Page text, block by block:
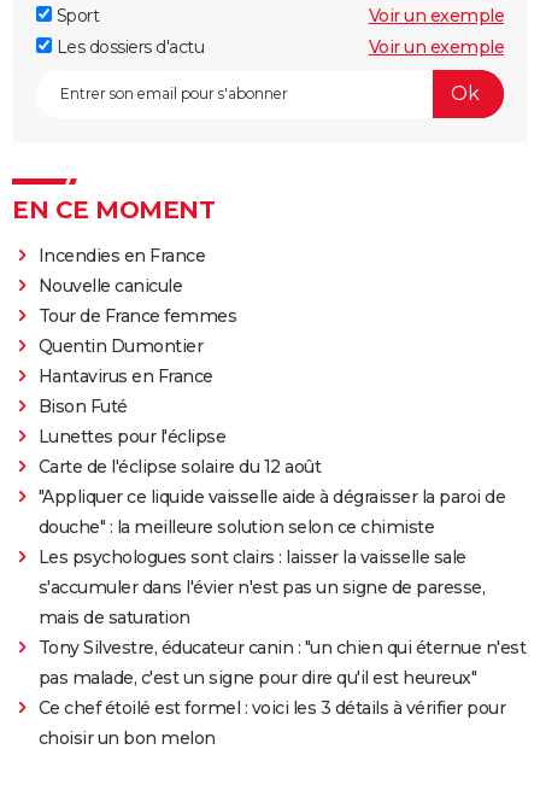
Sport
Voir un exemple
Les dossiers d'actu
Voir un exemple
EN CE MOMENT
Incendies en France
Nouvelle canicule
Tour de France femmes
Quentin Dumontier
Hantavirus en France
Bison Futé
Lunettes pour l'éclipse
Carte de l'éclipse solaire du 12 août
"Appliquer ce liquide vaisselle aide à dégraisser la paroi de
douche" : la meilleure solution selon ce chimiste
Les psychologues sont clairs : laisser la vaisselle sale
s'accumuler dans l'évier n'est pas un signe de paresse,
mais de saturation
Tony Silvestre, éducateur canin : "un chien qui éternue n'est
pas malade, c'est un signe pour dire qu'il est heureux"
Ce chef étoilé est formel : voici les 3 détails à vérifier pour
choisir un bon melon